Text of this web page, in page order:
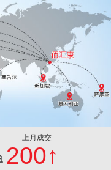
上月成交
200↑